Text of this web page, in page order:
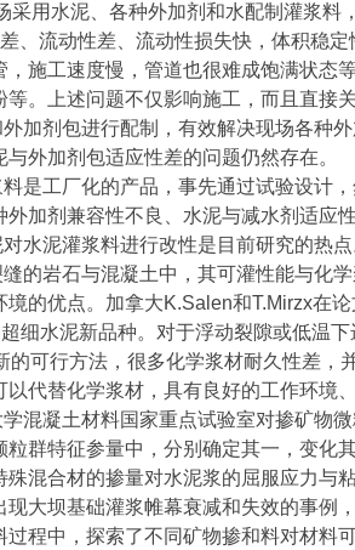
用水泥、各种外加剂和水配制灌浆料
流动性差、流动性损失快，体积稳
施工速度慢，管道也很难成饱满状态
。上述问题不仅影响施工，而且直接
加剂包进行配制，有效解决现场各种
外加剂包适应性差的问题仍然存在。
是工厂化的产品，事先通过试验设计
加剂兼容性不良、水泥与减水剂适应性
水泥灌浆料进行改性是目前研究的热点
的岩石与混凝土中，其可灌性能与化
的优点。加拿大K.Salen和T.Mirzx在
细水泥新品种。对于浮动裂隙或低温
可行方法，很多化学浆材耐久性差，
代替化学浆材，具有良好的工作环境
混凝土材料国家重点试验室对掺矿物
群特征参量中，分别确定其一，变化
混合材的掺量对水泥浆的屈服应力与
大坝基础灌浆帷幕衰减和失效的事例
程中，探索了不同矿物掺和料对材料